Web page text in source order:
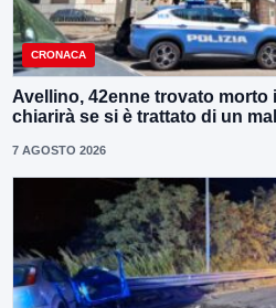
CRONACA
Avellino, 42enne trovato morto
chiarirà se si è trattato di un
7 AGOSTO 2026